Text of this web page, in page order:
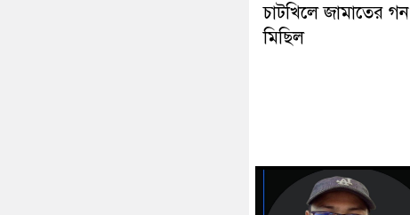
চাটখিলে জামাতের গন
মিছিল